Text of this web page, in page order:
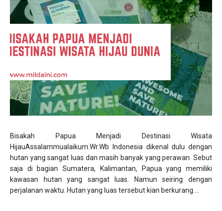
Bisakah Papua Menjadi Destinasi Wisata
HijauAssalammualaikum.Wr.Wb Indonesia dikenal dulu dengan
hutan yang sangat luas dan masih banyak yang perawan. Sebut
saja di bagian Sumatera, Kalimantan, Papua yang memiliki
kawasan hutan yang sangat luas. Namun seiring dengan
perjalanan waktu. Hutan yang luas tersebut kian berkurang....